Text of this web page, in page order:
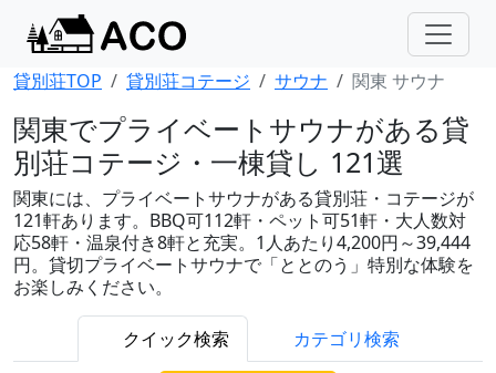
貸別荘TOP 貸別荘コテージ サウナ 関東 サウナ
関東でプライベートサウナがある貸
別荘コテージ・一棟貸し 121選
関東には、プライベートサウナがある貸別荘・コテージが
121軒あります。BBQ可112軒・ペット可51軒・大人数対
応58軒・温泉付き8軒と充実。1人あたり4,200円～39,444
円。貸切プライベートサウナで「ととのう」特別な体験を
お楽しみください。
クイック検索 カテゴリ検索